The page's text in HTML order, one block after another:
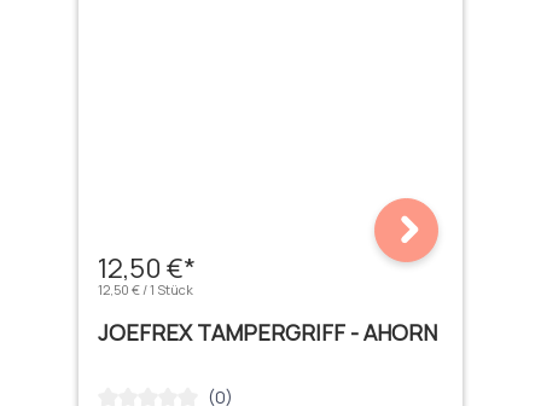
12,50 €*
12,50 € / 1 Stück
JOEFREX TAMPERGRIFF - AHORN
Durchschnittliche Bewertung von 0 von 5 Sternen
(0)